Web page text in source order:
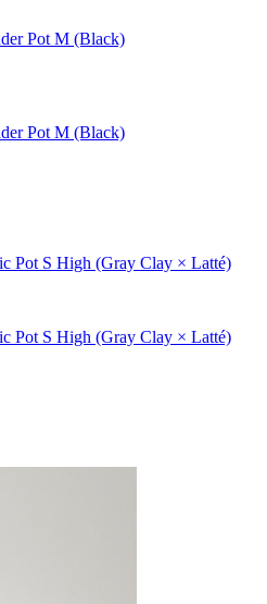
Pot M (Black)
Pot M (Black)
Pot S High (Gray Clay × Latté)
Pot S High (Gray Clay × Latté)